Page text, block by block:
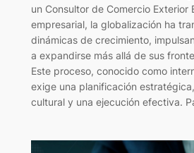
un Consultor de Comercio Exterior
empresarial, la globalización ha
dinámicas de crecimiento,
a expandirse más allá de sus
Este proceso, conocido como
exige una planificación
cultural y una ejecución efectiva.